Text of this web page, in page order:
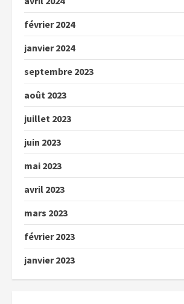
février 2024
janvier 2024
septembre 2023
août 2023
juillet 2023
juin 2023
mai 2023
avril 2023
mars 2023
février 2023
janvier 2023